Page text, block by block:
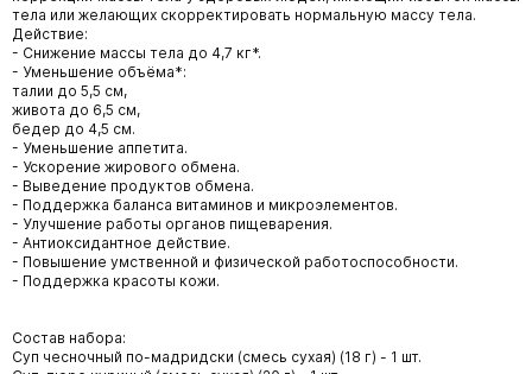
тела или желающих скорректировать нормальную массу тела.
Действие:
- Снижение массы тела до 4,7 кг*.
- Уменьшение объёма*:
талии до 5,5 см,
живота до 6,5 см,
бедер до 4,5 см.
- Уменьшение аппетита.
- Ускорение жирового обмена.
- Выведение продуктов обмена.
- Поддержка баланса витаминов и микроэлементов.
- Улучшение работы органов пищеварения.
- Антиоксидантное действие.
- Повышение умственной и физической работоспособности.
- Поддержка красоты кожи.
Состав набора:
Суп чесночный по-мадридски (смесь сухая) (18 г) - 1 шт.